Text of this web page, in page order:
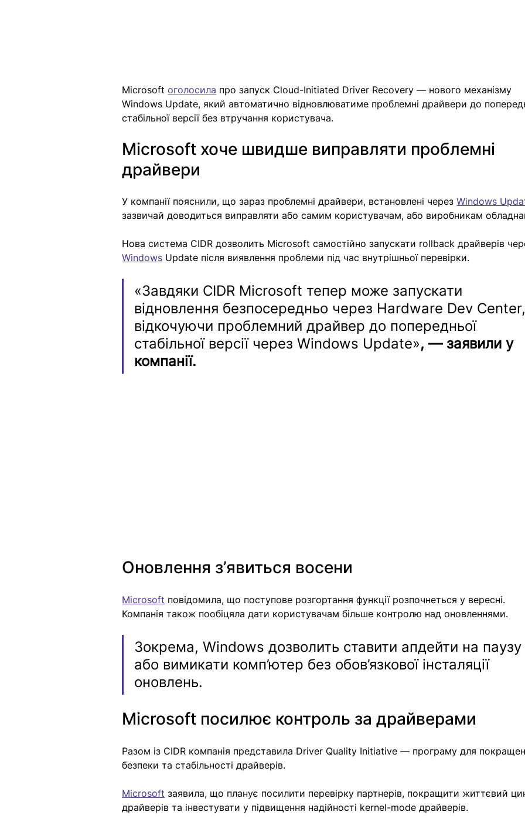
Microsoft оголосила про запуск Cloud-Initiated Driver Recovery — нового механізму
Windows Update, який автоматично відновлюватиме проблемні драйвери до
стабільної версії без втручання користувача.
Microsoft хоче швидше виправляти проблемні
драйвери
У компанії пояснили, що зараз проблемні драйвери, встановлені через Windows
зазвичай доводиться виправляти або самим користувачам, або виробникам
Нова система CIDR дозволить Microsoft самостійно запускати rollback драйверів
Windows Update після виявлення проблеми під час внутрішньої перевірки.
«Завдяки CIDR Microsoft тепер може запускати
відновлення безпосередньо через Hardware Dev Center,
відкочуючи проблемний драйвер до попередньої
стабільної версії через Windows Update», — заявили у
компанії.
Оновлення з’явиться восени
Microsoft повідомила, що поступове розгортання функції розпочнеться у вересні.
Компанія також пообіцяла дати користувачам більше контролю над оновленнями.
Зокрема, Windows дозволить ставити апдейти на паузу
або вимикати комп’ютер без обов’язкової інсталяції
оновлень.
Microsoft посилює контроль за драйверами
Разом із CIDR компанія представила Driver Quality Initiative — програму для
безпеки та стабільності драйверів.
Microsoft заявила, що планує посилити перевірку партнерів, покращити життєвий
драйверів та інвестувати у підвищення надійності kernel-mode драйверів.